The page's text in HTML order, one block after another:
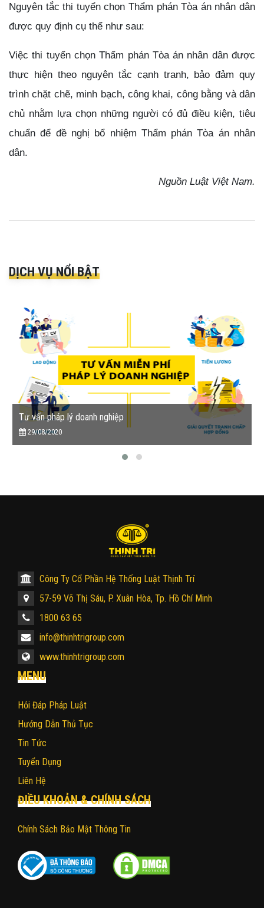
Nguyên tắc thi tuyển chọn Thẩm phán Tòa án nhân dân
được quy định cụ thể như sau:
Việc thi tuyển chọn Thẩm phán Tòa án nhân dân được
thực hiện theo nguyên tắc cạnh tranh, bảo đảm quy
trình chặt chẽ, minh bạch, công khai, công bằng và dân
chủ nhằm lựa chọn những người có đủ điều kiện, tiêu
chuẩn để đề nghị bổ nhiệm Thẩm phán Tòa án nhân
dân.
Nguồn Luật Việt Nam.
DỊCH VỤ NỔI BẬT
Tư vấn pháp lý doanh nghiệp
29/08/2020
Công Ty Cổ Phần Hệ Thống Luật Thịnh Trí
57-59 Võ Thị Sáu, P. Xuân Hòa, Tp. Hồ Chí Minh
1800 63 65
info@thinhtrigroup.com
www.thinhtrigroup.com
MENU
Hỏi Đáp Pháp Luật
Hướng Dẫn Thủ Tục
Tin Tức
Tuyển Dụng
Liên Hệ
ĐIỀU KHOẢN & CHÍNH SÁCH
Chính Sách Bảo Mật Thông Tin